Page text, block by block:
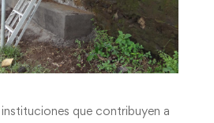
instituciones que contribuyen a